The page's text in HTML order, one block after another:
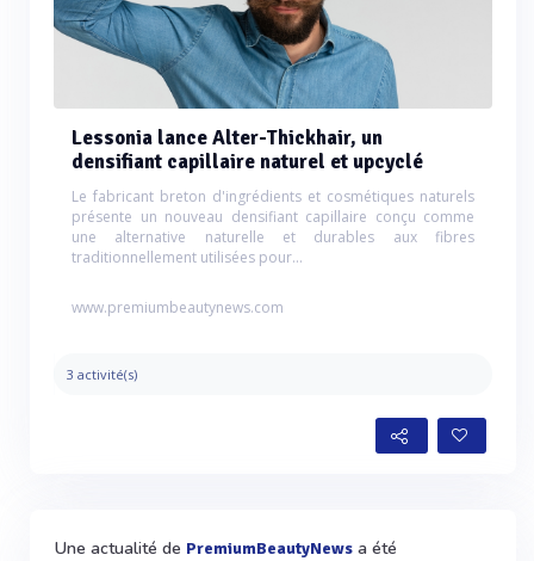
Lessonia lance Alter-Thickhair, un
densifiant capillaire naturel et upcyclé
Le fabricant breton d'ingrédients et cosmétiques naturels
présente un nouveau densifiant capillaire conçu comme
une alternative naturelle et durables aux fibres
traditionnellement utilisées pour...
www.premiumbeautynews.com
3 activité(s)
Une actualité de PremiumBeautyNews a été